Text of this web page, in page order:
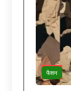
फैशन